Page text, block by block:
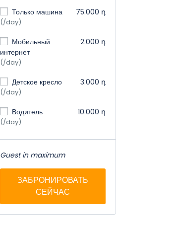
Только машина
(/day)
75.000 դ
Мобильный
интернет
(/day)
2.000 դ
Детское кресло
(/day)
3.000 դ
Водитель
(/day)
10.000 դ
Guest in maximum
ЗАБРОНИРОВАТЬ
СЕЙЧАС